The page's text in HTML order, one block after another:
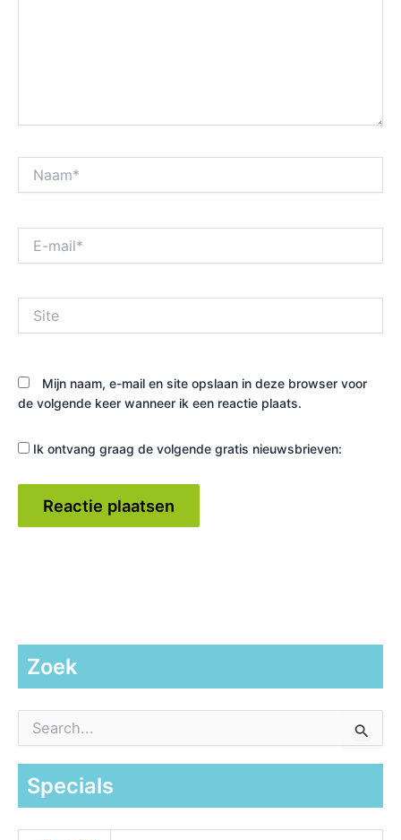
mail*
Mijn naam, e-mail en site opslaan in deze browser voor
de volgende keer wanneer ik een reactie plaats.
Ik ontvang graag de volgende gratis nieuwsbrieven:
Zoek
a
Specials